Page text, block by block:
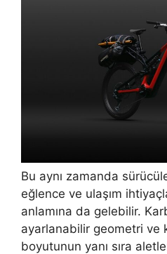
Bu aynı zamanda
eğlence ve ulaşım
anlamına da gelebilir.
ayarlanabilir geometri ve
boyutunun yanı sıra